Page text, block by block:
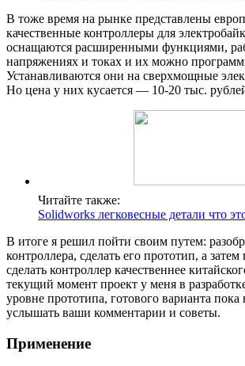
В тоже время на рынке представлены
качественные контроллеры для
оснащаются расширенными функциями,
напряжениях и токах и их можно
Устанавливаются они на сверхмощные
Но цена у них кусается — 10-20 тыс.
Читайте также:
Solidworks легковесные детали что
В итоге я решил пойти своим путем:
контроллера, сделать его прототип, а затем
сделать контроллер качественнее
текущий момент проект у меня в
уровне прототипа, готового варианта пока
услышать ваши комментарии и советы.
Применение